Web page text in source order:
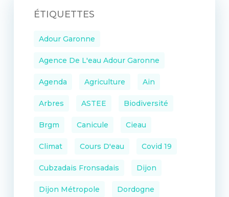
ÉTIQUETTES
Adour Garonne
Agence De L'eau Adour Garonne
Agenda Agriculture Ain
Arbres ASTEE Biodiversité
Brgm Canicule Cieau
Climat Cours D'eau Covid 19
Cubzadais Fronsadais Dijon
Dijon Métropole Dordogne